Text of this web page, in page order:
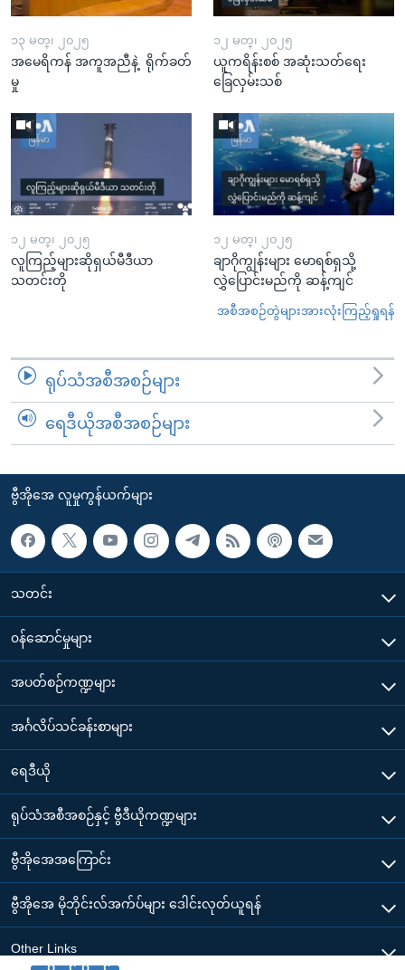
၁၃ မတ္၊ ၂၀၂၅
အမေရိကန် အကူအညီနဲ့ ရိုက်ခတ်
မှု
၁၂ မတ္၊ ၂၀၂၅
ယူကရိန်းစစ် အဆုံးသတ်ရေး
ခြေလှမ်းသစ်
၁၂ မတ္၊ ၂၀၂၅
လူကြည့်များဆိုရှယ်မီဒီယာ
သတင်းတို
၁၂ မတ္၊ ၂၀၂၅
ချာဂိုကျွန်းများ မောရစ်ရှသို့
လွှဲပြောင်းမည်ကို ဆန့်ကျင်
အစီအစဉ်တွဲများအားလုံးကြည့်ရှုရန်
ရုပ်သံအစီအစဉ်များ
ရေဒီယိုအစီအစဉ်များ
ဗွီအိုအေ လူမှုကွန်ယက်များ
သတင်း
၀န်ဆောင်မှုများ
အပတ်စဉ်ကဏ္ဍများ
အင်္ဂလိပ်သင်ခန်းစာများ
ရေဒီယို
ရုပ်သံအစီအစဉ်နှင့် ဗွီဒီယိုကဏ္ဍများ
ဗွီအိုအေအကြောင်း
ဗွီအိုအေ မိုဘိုင်းလ်အက်ပ်များ ဒေါင်းလုတ်ယူရန်
Other Links